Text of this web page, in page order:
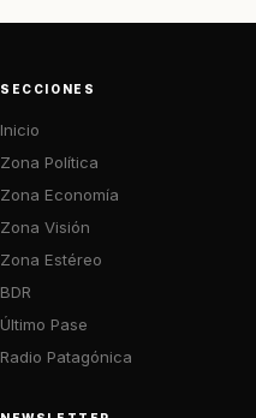
SECCIONES
Inicio
Zona Política
Zona Economía
Zona Visión
Zona Estéreo
BDR
Último Pase
Radio Patagónica